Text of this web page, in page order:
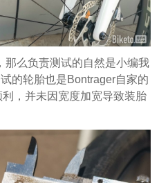
那么负责测试的自然是小编我
的轮胎也是Bontrager自家的
，并未因宽度加宽导致装胎